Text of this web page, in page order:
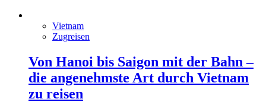
Vietnam
Zugreisen
Von Hanoi bis Saigon mit der Bahn –
die angenehmste Art durch Vietnam
zu reisen